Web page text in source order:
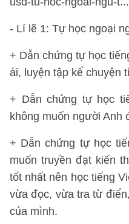
- Lí lẽ 1: Tự học ngoại
+ Dẫn chứng tự học
ái, luyện tập kể chuyện
+ Dẫn chứng tự học
không muốn người Anh
+ Dẫn chứng tự học
muốn truyền đạt kiến
tốt nhất nên học tiếng
vừa đọc, vừa tra từ
của mình.